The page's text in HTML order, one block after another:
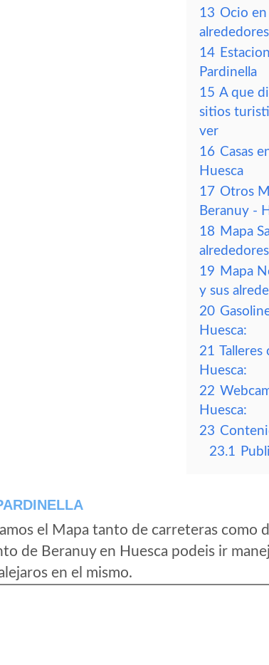
13 Ocio en
alrededores
14
Pardinella
15 A que
sitios
ver
16 Casas
Huesca
17 Otros
Beranuy -
18 Mapa
alrededores
19 Mapa
y sus
20
Huesca:
21 Talleres
Huesca:
22
Huesca:
23
23.1
el Mapa tanto de carreteras como
de Beranuy en Huesca podeis ir
en el mismo.